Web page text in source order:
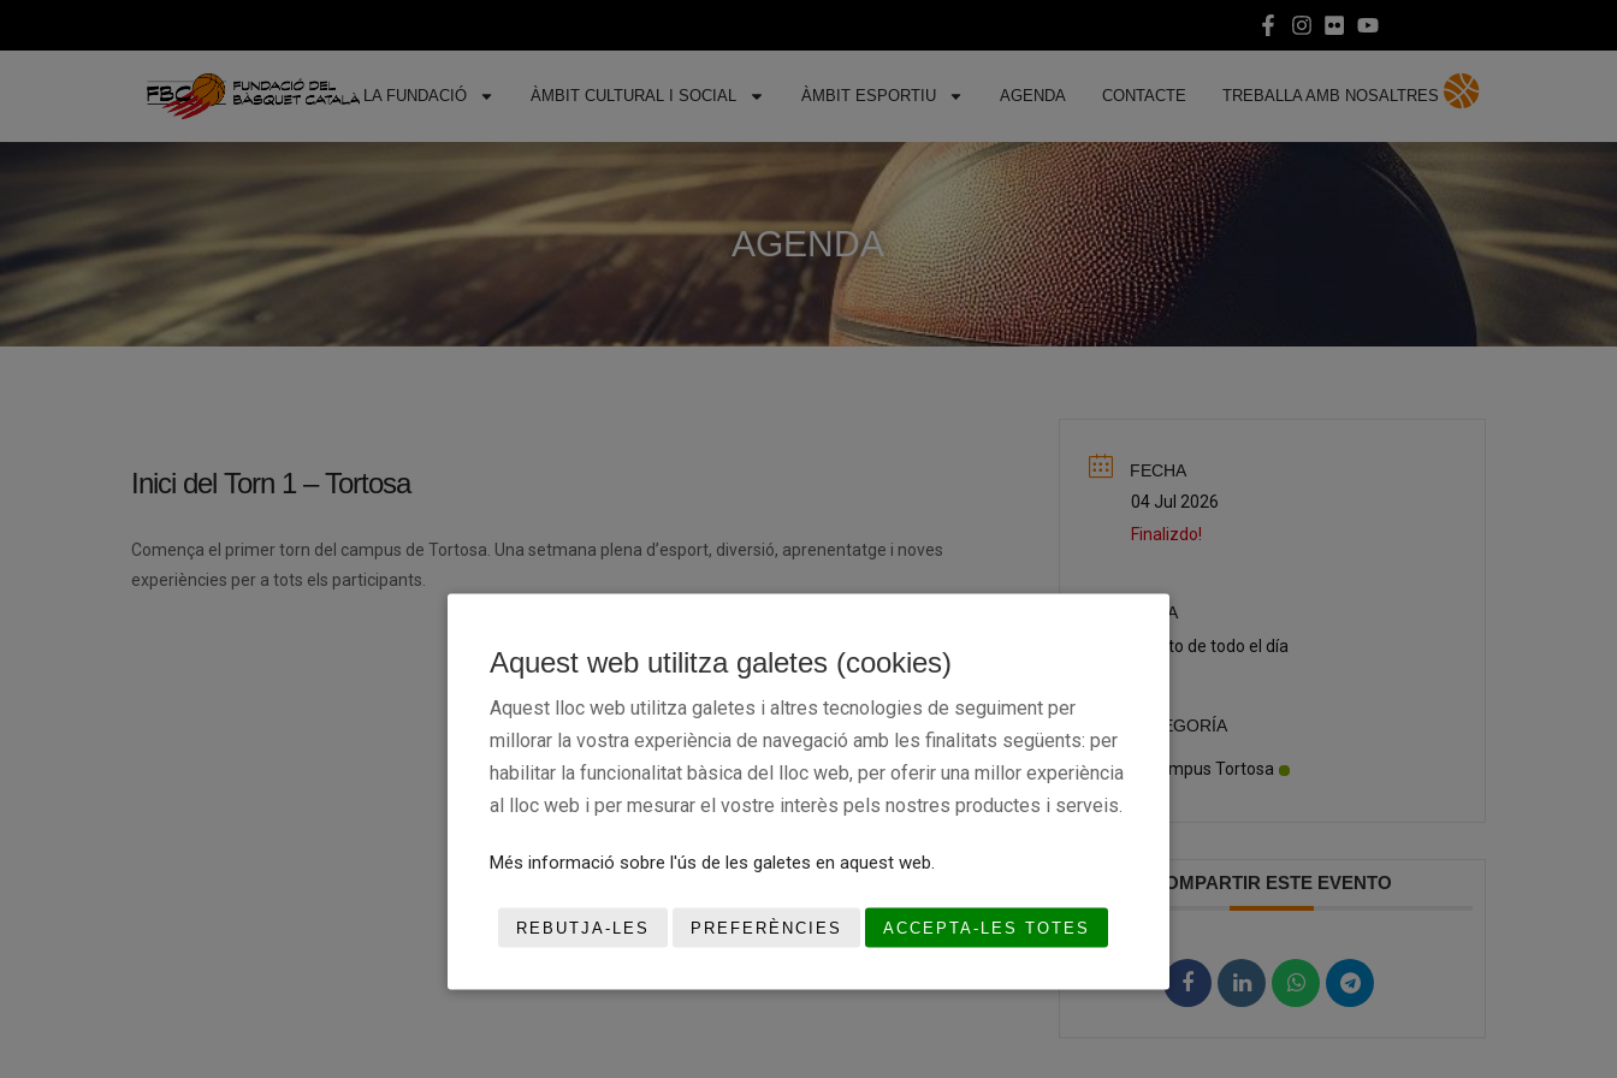
LA FUNDACIÓ ÀMBIT CULTURAL I SOCIAL ÀMBIT ESPORTIU AGENDA CONTACTE TREBALLA AMB NOSALTRES
AGENDA
Inici del Torn 1 – Tortosa
Comença el primer torn del campus de Tortosa. Una setmana plena d’esport, diversió, aprenentatge i noves
experiències per a tots els participants.
FECHA
04 Jul 2026
Finalizdo!
HORA
Evento de todo el día
CATEGORÍA
Campus Tortosa
COMPARTIR ESTE EVENTO
Aquest web utilitza galetes (cookies)
Aquest lloc web utilitza galetes i altres tecnologies de seguiment per
millorar la vostra experiència de navegació amb les finalitats següents: per
habilitar la funcionalitat bàsica del lloc web, per oferir una millor experiència
al lloc web i per mesurar el vostre interès pels nostres productes i serveis.
Més informació sobre l'ús de les galetes en aquest web.
REBUTJA-LES PREFERÈNCIES ACCEPTA-LES TOTES